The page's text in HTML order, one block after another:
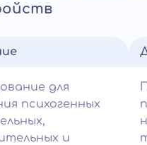
для
психогенных
и